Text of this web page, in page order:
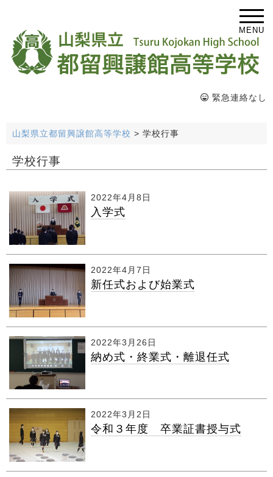
MENU
緊急連絡なし
山梨県立都留興譲館高等学校 > 学校行事
学校行事
2022年4月8日
入学式
2022年4月7日
新任式および始業式
2022年3月26日
納め式・終業式・離退任式
2022年3月2日
令和３年度 卒業証書授与式